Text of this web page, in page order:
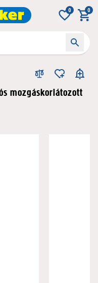
0 0
mozgáskorlátozott